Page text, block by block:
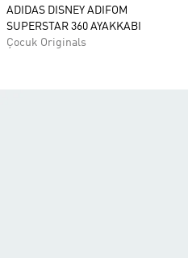
ADIDAS DISNEY ADIFOM
SUPERSTAR 360 AYAKKABI
Çocuk Originals